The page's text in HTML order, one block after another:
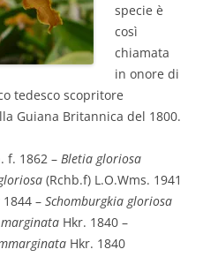
specie è
così
chiamata
in onore di
tedesco scopritore
Guiana Britannica del 1800.
f. 1862 – Bletia gloriosa
(Rchb.f) L.O.Wms. 1941
– Schomburgkia gloriosa
Hkr. 1840 –
Hkr. 1840